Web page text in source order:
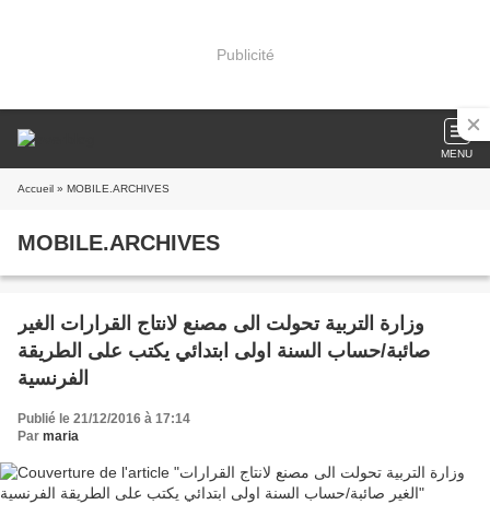
Publicité
MENU
Accueil » MOBILE.ARCHIVES
MOBILE.ARCHIVES
وزارة التربية تحولت الى مصنع لانتاج القرارات الغير
صائبة/حساب السنة اولى ابتدائي يكتب على الطريقة
الفرنسية
Publié le 21/12/2016 à 17:14
Par maria